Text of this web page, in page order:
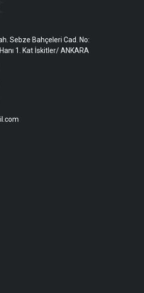
Sebze Bahçeleri Cad. No:
1. Kat İskitler/ ANKARA